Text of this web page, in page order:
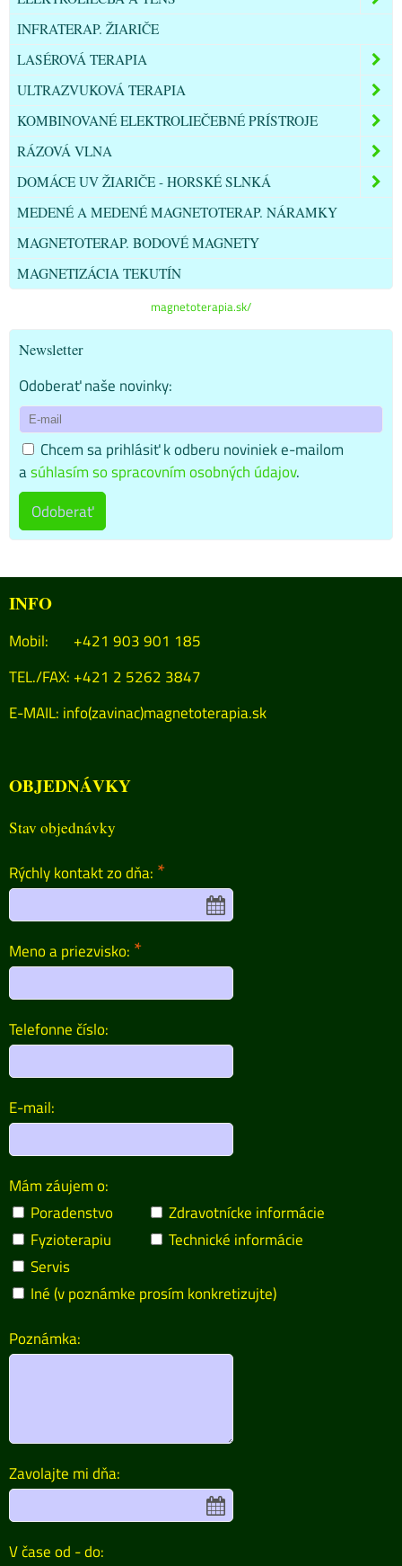
INFRATERAP. ŽIARIČE
LASÉROVÁ TERAPIA
ULTRAZVUKOVÁ TERAPIA
KOMBINOVANÉ ELEKTROLIEČEBNÉ PRÍSTROJE
RÁZOVÁ VLNA
DOMÁCE UV ŽIARIČE - HORSKÉ SLNKÁ
MEDENÉ A MEDENÉ MAGNETOTERAP. NÁRAMKY
MAGNETOTERAP. BODOVÉ MAGNETY
MAGNETIZÁCIA TEKUTÍN
magnetoterapia.sk/
Newsletter
Odoberať naše novinky:
Chcem sa prihlásiť k odberu noviniek e-mailom
asúhlasím so spracovním osobných údajov.
Odoberať
INFO
Mobil: +421 903 901 185
TEL./FAX: +421 2 5262 3847
E-MAIL: info(zavinac)magnetoterapia.sk
OBJEDNÁVKY
Stav objednávky
Rýchly kontakt zo dňa: *
Meno a priezvisko: *
Telefonne číslo:
E-mail:
Mám záujem o:
Poradenstvo
Zdravotnícke informácie
Fyzioterapiu
Technické informácie
Servis
Iné (v poznámke prosím konkretizujte)
Poznámka:
Zavolajte mi dňa:
V čase od - do: